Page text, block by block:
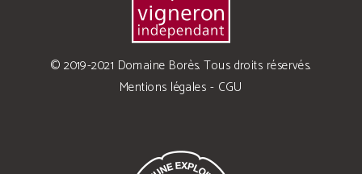
© 2019-2021 Domaine Borès. Tous droits réservés.
Mentions légales - CGU